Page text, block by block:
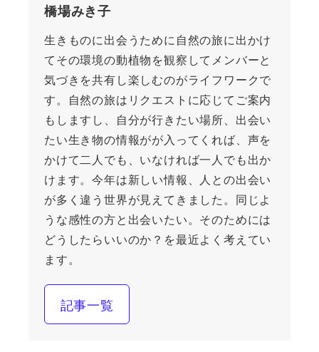
橋場みき子
生きものに出会うために自然の旅に出かけ
てその環境の動植物を観察してメンバーと
気づきを共有し楽しむのがライフワークで
す。自然の旅はリクエストに応じてご案内
もしますし、自分が行きたい場所、出会い
たい生き物の情報がが入ってくれば、声を
かけて二人でも、いなければ一人でも出か
けます。今年は新しい情報、人との出会い
が多く違う世界が見えてきました。同じよ
うな感性の方と出会いたい。そのためには
どうしたらいいのか？を最近よく考えてい
ます。
記事一覧